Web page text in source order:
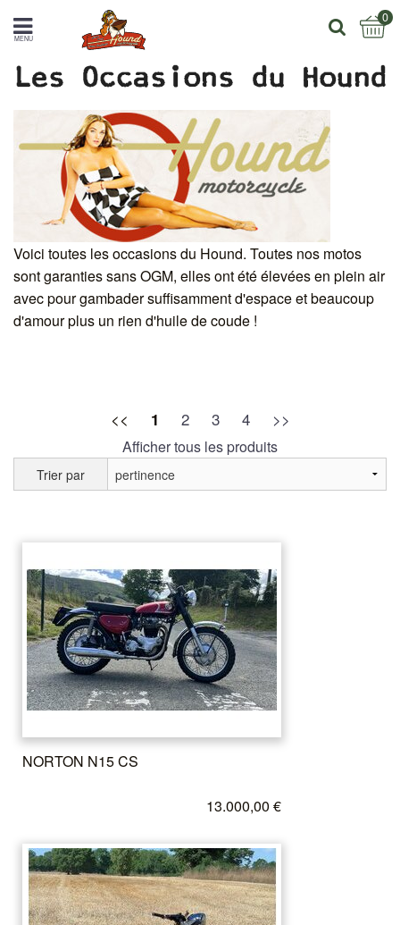
MENU
0
Les Occasions du Hound
Voici toutes les occasions du Hound. Toutes nos motos
sont garanties sans OGM, elles ont été élevées en plein air
avec pour gambader suffisamment d'espace et beaucoup
d'amour plus un rien d'huile de coude !
<< 1 2 3 4 >>
Afficher tous les produits
Trier par
NORTON N15 CS
13.000,00 €